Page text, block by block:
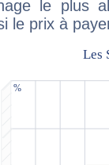
le plus
le prix à